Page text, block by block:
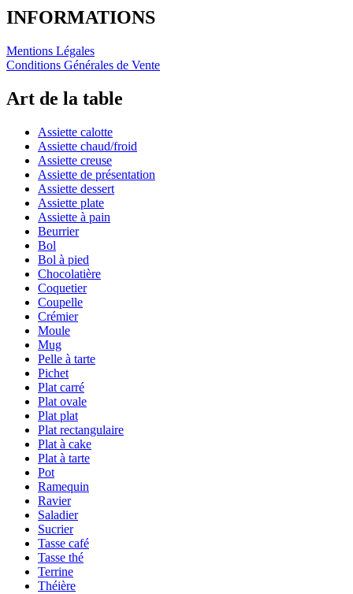
INFORMATIONS
Mentions Légales
Conditions Générales de Vente
Art de la table
Assiette calotte
Assiette chaud/froid
Assiette creuse
Assiette de présentation
Assiette dessert
Assiette plate
Assiette à pain
Beurrier
Bol
Bol à pied
Chocolatière
Coquetier
Coupelle
Crémier
Moule
Mug
Pelle à tarte
Pichet
Plat carré
Plat ovale
Plat plat
Plat rectangulaire
Plat à cake
Plat à tarte
Pot
Ramequin
Ravier
Saladier
Sucrier
Tasse café
Tasse thé
Terrine
Théière